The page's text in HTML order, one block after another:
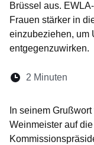
Brüssel aus.
Frauen stärker in
einzubeziehen, um
entgegenzuwirken.
Lesedauer:
2 Minuten
In seinem
Weinmeister auf